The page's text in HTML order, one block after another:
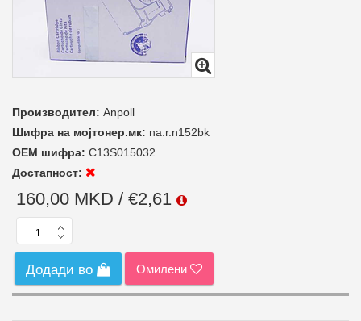
Производител: Anpoll
Шифра на мојтонер.мк: na.r.n152bk
ОЕМ шифра: C13S015032
Достапност:
160,00 MKD / €2,61
Додади во Омилени